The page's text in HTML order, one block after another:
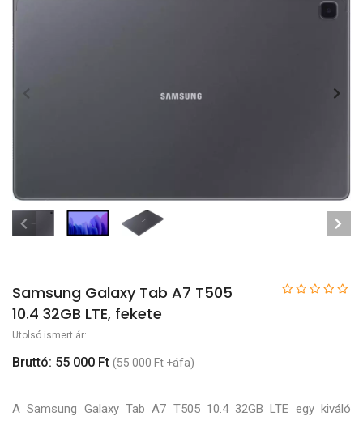
Samsung Galaxy Tab A7 T505
10.4 32GB LTE, fekete
Utolsó ismert ár:
Bruttó: 55 000 Ft (55 000 Ft +áfa)
A Samsung Galaxy Tab A7 T505 10.4 32GB LTE egy kiváló